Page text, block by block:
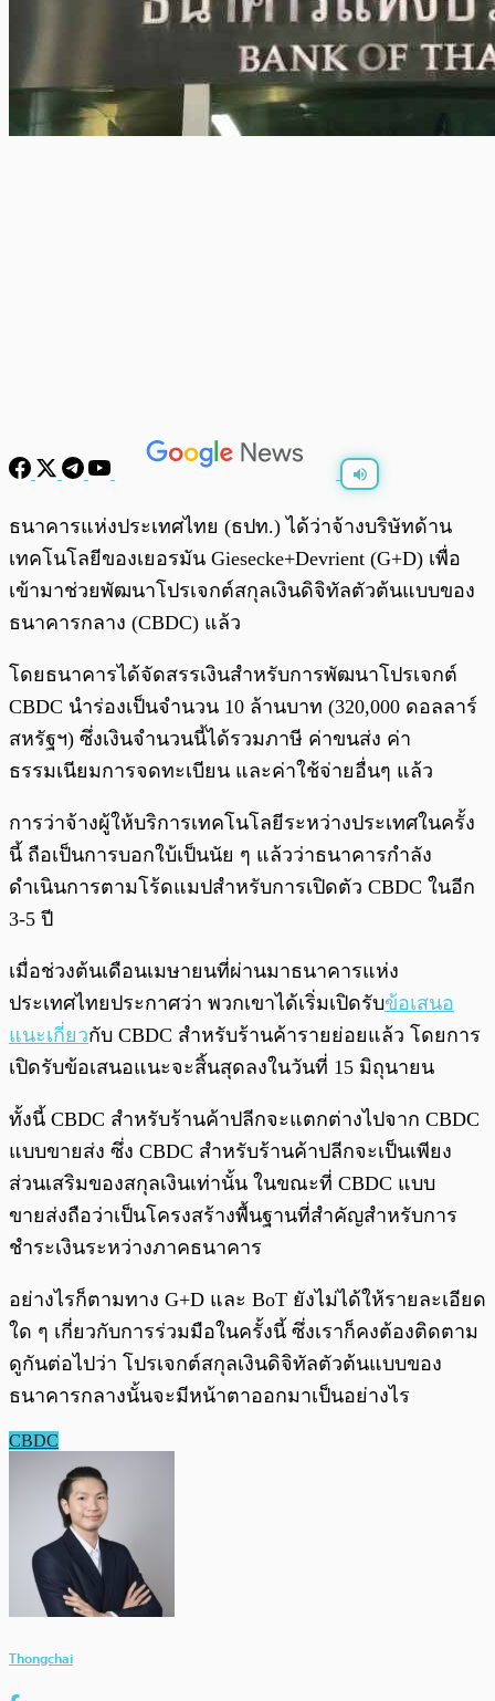
พร้อมเล่น 0:00/ 0:00
ธนาคารแห่งประเทศไทย (ธปท.) ได้ว่าจ้างบริษัทด้าน
เทคโนโลยีของเยอรมัน Giesecke+Devrient (G+D) เพื่อ
เข้ามาช่วยพัฒนาโปรเจกต์สกุลเงินดิจิทัลตัวต้นแบบของ
ธนาคารกลาง (CBDC) แล้ว
โดยธนาคารได้จัดสรรเงินสำหรับการพัฒนาโปรเจกต์
CBDC นำร่องเป็นจำนวน 10 ล้านบาท (320,000 ดอลลาร์
สหรัฐฯ) ซึ่งเงินจำนวนนี้ได้รวมภาษี ค่าขนส่ง ค่า
ธรรมเนียมการจดทะเบียน และค่าใช้จ่ายอื่นๆ แล้ว
การว่าจ้างผู้ให้บริการเทคโนโลยีระหว่างประเทศในครั้ง
นี้ ถือเป็นการบอกใบ้เป็นนัย ๆ แล้วว่าธนาคารกำลัง
ดำเนินการตามโร้ดแมปสำหรับการเปิดตัว CBDC ในอีก
3-5 ปี
เมื่อช่วงต้นเดือนเมษายนที่ผ่านมาธนาคารแห่ง
ประเทศไทยประกาศว่า พวกเขาได้เริ่มเปิดรับข้อเสนอ
แนะเกี่ยวกับ CBDC สำหรับร้านค้ารายย่อยแล้ว โดยการ
เปิดรับข้อเสนอแนะจะสิ้นสุดลงในวันที่ 15 มิถุนายน
ทั้งนี้ CBDC สำหรับร้านค้าปลีกจะแตกต่างไปจาก CBDC
แบบขายส่ง ซึ่ง CBDC สำหรับร้านค้าปลีกจะเป็นเพียง
ส่วนเสริมของสกุลเงินเท่านั้น ในขณะที่ CBDC แบบ
ขายส่งถือว่าเป็นโครงสร้างพื้นฐานที่สำคัญสำหรับการ
ชำระเงินระหว่างภาคธนาคาร
อย่างไรก็ตามทาง G+D และ BoT ยังไม่ได้ให้รายละเอียด
ใด ๆ เกี่ยวกับการร่วมมือในครั้งนี้ ซึ่งเราก็คงต้องติดตาม
ดูกันต่อไปว่า โปรเจกต์สกุลเงินดิจิทัลตัวต้นแบบของ
ธนาคารกลางนั้นจะมีหน้าตาออกมาเป็นอย่างไร
CBDC
Thongchai